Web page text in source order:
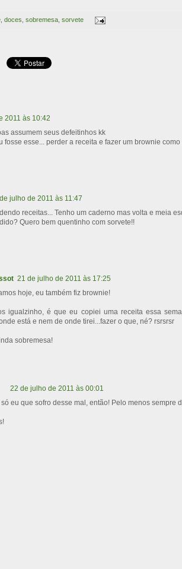
doces sobremesa sorvete
2011 às 10:42
assumem seus defeitinhos kk
fosse esse... perder a receita e fazer um brownie
julho de 2011 às 11:47
receitas... Tenho um caderno mas volta e meia
Quero bem quentinho com sorvete!!
21 de julho de 2011 às 17:25
hoje, eu também fiz brownie!
igualzinho, é que eu copiei uma receita essa
está e nem de onde tirei...fazer o que, né? rsrsrsr
sobremesa!
22 de julho de 2011 às 00:01
eu que sofro desse mal, então! Pelo menos sempre